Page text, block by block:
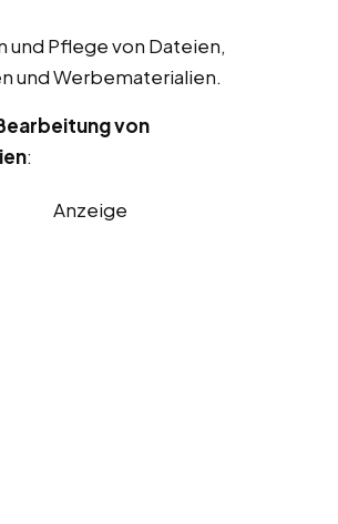
und Pflege von Dateien,
und Werbematerialien.
von
:
Anzeige